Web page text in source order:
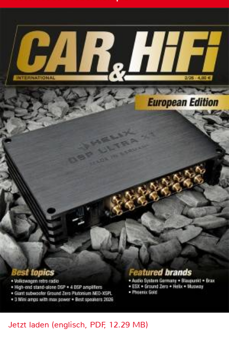
Jetzt laden (englisch, PDF, 12.29 MB)